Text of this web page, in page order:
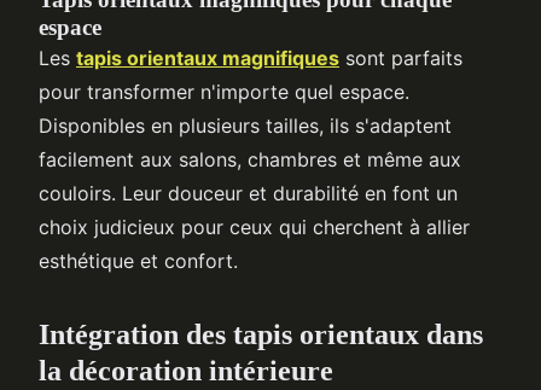
espace
Les tapis orientaux magnifiques sont parfaits
pour transformer n'importe quel espace.
Disponibles en plusieurs tailles, ils s'adaptent
facilement aux salons, chambres et même aux
couloirs. Leur douceur et durabilité en font un
choix judicieux pour ceux qui cherchent à allier
esthétique et confort.
Intégration des tapis orientaux dans
la décoration intérieure